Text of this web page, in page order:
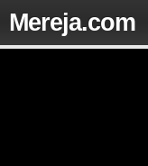
Mereja.com